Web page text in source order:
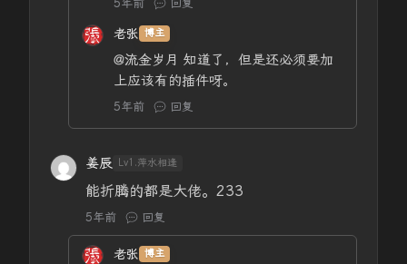
5年前 回复
老张 博主
@流金岁月 知道了，但是还必须要加
上应该有的插件呀。
5年前 回复
姜辰 Lv1.萍水相逢
能折腾的都是大佬。233
5年前 回复
老张 博主